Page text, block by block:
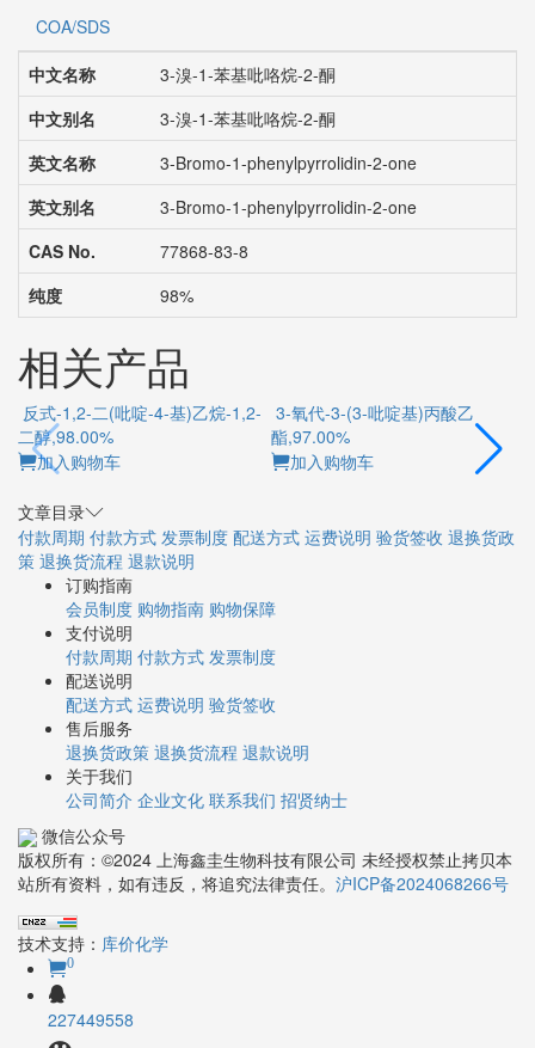
COA/SDS
中文名称
3-溴-1-苯基吡咯烷-2-酮
中文别名
3-溴-1-苯基吡咯烷-2-酮
英文名称
3-Bromo-1-phenylpyrrolidin-2-one
英文别名
3-Bromo-1-phenylpyrrolidin-2-one
CAS No.
77868-83-8
纯度
98%
相关产品
反式-1,2-二(吡啶-4-基)乙烷-1,2-
二醇,98.00%
加入购物车
3-氧代-3-(3-吡啶基)丙酸乙
酯,97.00%
加入购物车
文章目录
付款周期 付款方式 发票制度 配送方式 运费说明 验货签收 退换货政
策 退换货流程 退款说明
订购指南
会员制度 购物指南 购物保障
支付说明
付款周期 付款方式 发票制度
配送说明
配送方式 运费说明 验货签收
售后服务
退换货政策 退换货流程 退款说明
关于我们
公司简介 企业文化 联系我们 招贤纳士
微信公众号
版权所有：©2024 上海鑫圭生物科技有限公司 未经授权禁止拷贝本
站所有资料，如有违反，将追究法律责任。 沪ICP备2024068266号
技术支持： 库价化学
0
227449558